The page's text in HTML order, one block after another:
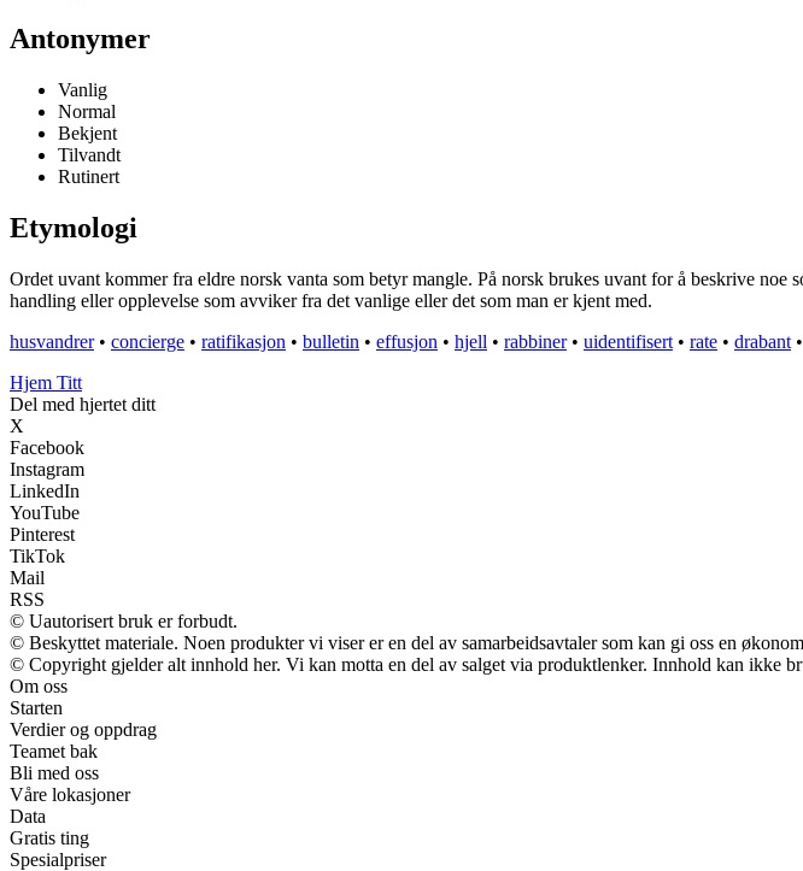
Antonymer
Vanlig
Normal
Bekjent
Tilvandt
Rutinert
Etymologi
Ordet uvant kommer fra eldre norsk vanta som betyr mangle. På norsk brukes uvant for å beskrive
handling eller opplevelse som avviker fra det vanlige eller det som man er kjent med.
husvandrer• concierge • ratifikasjon • bulletin • effusjon • hjell • rabbiner• uidentifisert • rate • drabant •
Hjem Titt
Del med hjertet ditt
X
Facebook
Instagram
LinkedIn
YouTube
Pinterest
TikTok
Mail
RSS
© Uautorisert bruk er forbudt.
© Beskyttet materiale. Noen produkter vi viser er en del av samarbeidsavtaler som kan gi oss en
© Copyright gjelder alt innhold her. Vi kan motta en del av salget via produktlenker. Innhold kan ikke
Om oss
Starten
Verdier og oppdrag
Teamet bak
Bli med oss
Våre lokasjoner
Data
Gratis ting
Spesialpriser